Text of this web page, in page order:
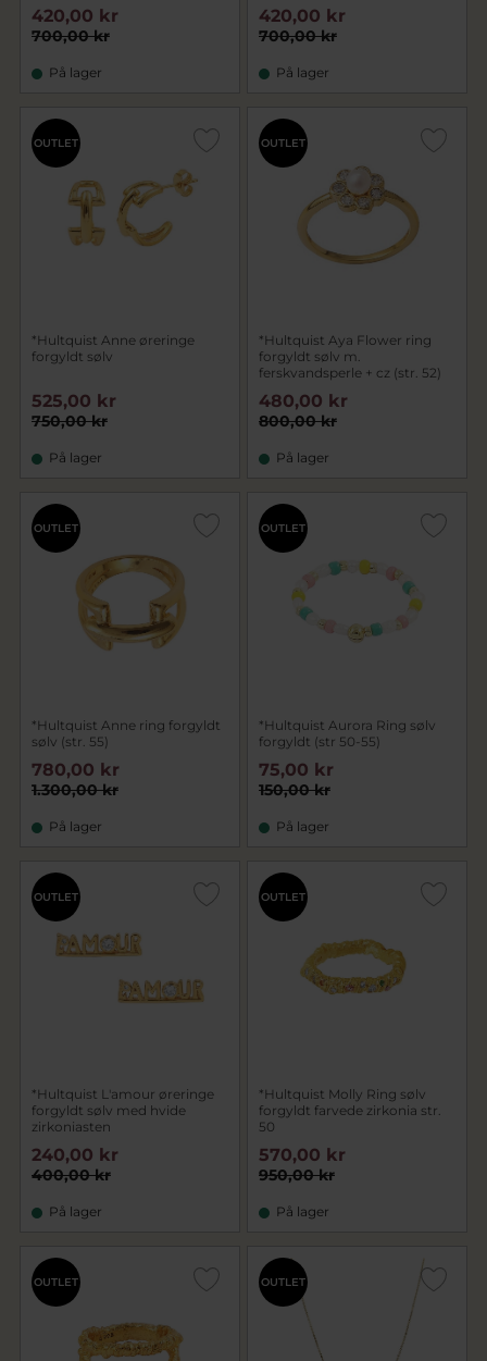
700,00 kr
420,00 kr
På lager
700,00 kr
420,00 kr
På lager
OUTLET
*Hultquist Anne øreringe
forgyldt sølv
750,00 kr
525,00 kr
På lager
OUTLET
*Hultquist Aya Flower ring
forgyldt sølv m.
ferskvandsperle + cz (str. 52)
800,00 kr
480,00 kr
På lager
OUTLET
*Hultquist Anne ring forgyldt
sølv (str. 55)
1.300,00 kr
780,00 kr
På lager
OUTLET
*Hultquist Aurora Ring sølv
forgyldt (str 50-55)
150,00 kr
75,00 kr
På lager
OUTLET
*Hultquist L'amour øreringe
forgyldt sølv med hvide
zirkoniasten
400,00 kr
240,00 kr
På lager
OUTLET
*Hultquist Molly Ring sølv
forgyldt farvede zirkonia str.
50
950,00 kr
570,00 kr
På lager
OUTLET OUTLET